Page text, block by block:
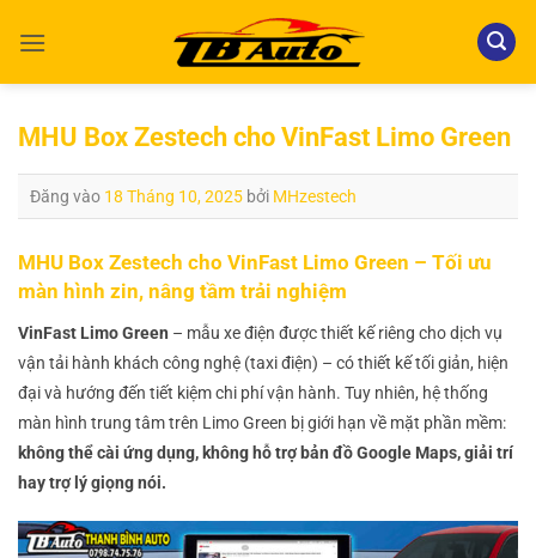
qua
MHU Box Zestech cho VinFast Limo Green
Đăng vào 18 Tháng 10, 2025 bởi MHzestech
MHU Box Zestech cho VinFast Limo Green – Tối ưu
màn hình zin, nâng tầm trải nghiệm
VinFast Limo Green – mẫu xe điện được thiết kế riêng cho dịch vụ
vận tải hành khách công nghệ (taxi điện) – có thiết kế tối giản, hiện
đại và hướng đến tiết kiệm chi phí vận hành. Tuy nhiên, hệ thống
màn hình trung tâm trên Limo Green bị giới hạn về mặt phần mềm:
không thể cài ứng dụng, không hỗ trợ bản đồ Google Maps, giải trí
hay trợ lý giọng nói.